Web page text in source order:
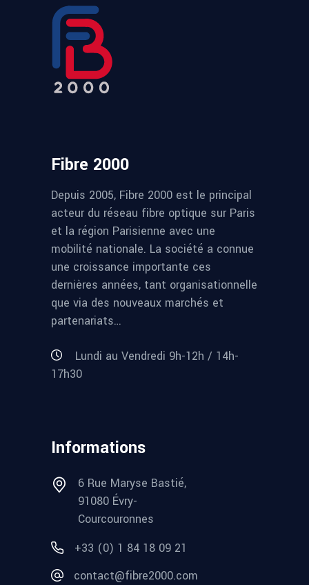
Fibre 2000
Depuis 2005, Fibre 2000 est le principal
acteur du réseau fibre optique sur Paris
et la région Parisienne avec une
mobilité nationale. La société a connue
une croissance importante ces
dernières années, tant organisationnelle
que via des nouveaux marchés et
partenariats…
Lundi au Vendredi 9h-12h / 14h-
17h30
Informations
6 Rue Maryse Bastié,
91080 Évry-
Courcouronnes
+33 (0) 1 84 18 09 21
contact@fibre2000.com